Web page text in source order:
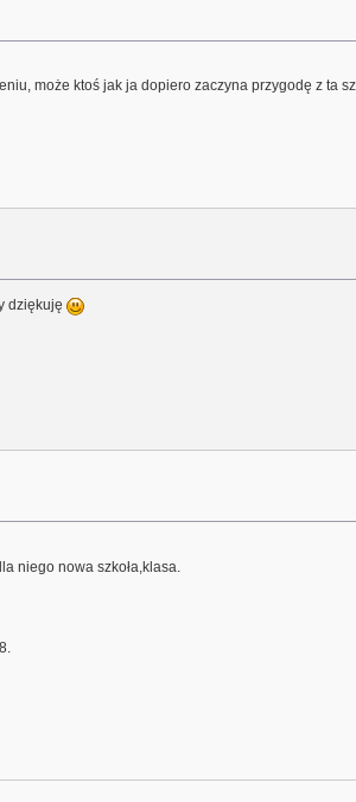
może ktoś jak ja dopiero zaczyna przygodę z ta
dziękuję
niego nowa szkoła,klasa.